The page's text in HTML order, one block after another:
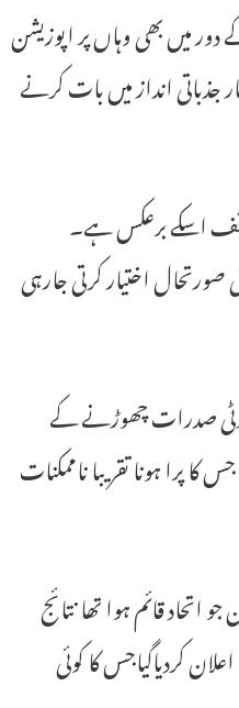
دور میں بھی وہاں پر اپوزیشن
انداز میں بات کرنے
اسکے برعکس ہے۔
صورتحال اختیار کرتی جارہی
صدرات چھوڑنے کے
کا پرا ہونا تقریبا ناممکنات
قائم ہوا تھا نتائج
کردیاگیاجس کا کوئی